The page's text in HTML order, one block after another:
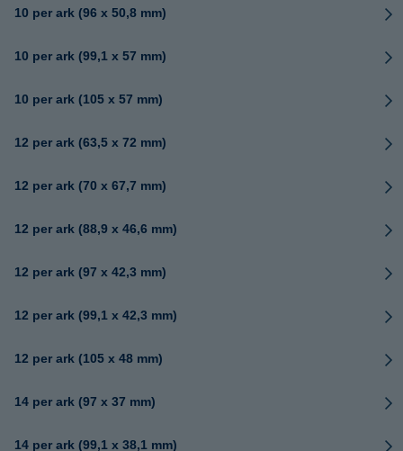
10 per ark (96 x 50,8 mm)
10 per ark (99,1 x 57 mm)
10 per ark (105 x 57 mm)
12 per ark (63,5 x 72 mm)
12 per ark (70 x 67,7 mm)
12 per ark (88,9 x 46,6 mm)
12 per ark (97 x 42,3 mm)
12 per ark (99,1 x 42,3 mm)
12 per ark (105 x 48 mm)
14 per ark (97 x 37 mm)
14 per ark (99,1 x 38,1 mm)